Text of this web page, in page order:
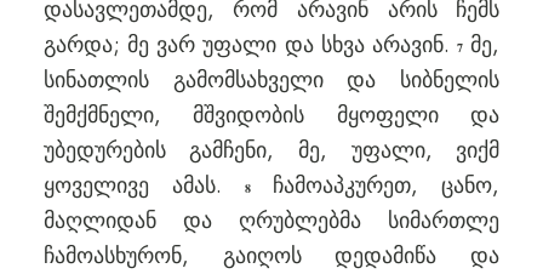
დასავლეთამდე, რომ არავინ არის ჩემს
გარდა; მე ვარ უფალი და სხვა არავინ.7 მე,
სინათლის გამომსახველი და სიბნელის
შემქმნელი, მშვიდობის მყოფელი და
უბედურების გამჩენი, მე, უფალი, ვიქმ
ყოველივე ამას.
8ჩამოაპკურეთ, ცანო,
მაღლიდან და ღრუბლებმა სიმართლე
ჩამოასხურონ, გაიღოს დედამიწა და